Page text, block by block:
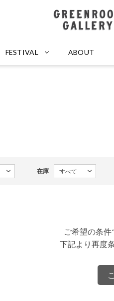
FESTIVAL ABOUT
在庫
ご希望の条件
下記より再度